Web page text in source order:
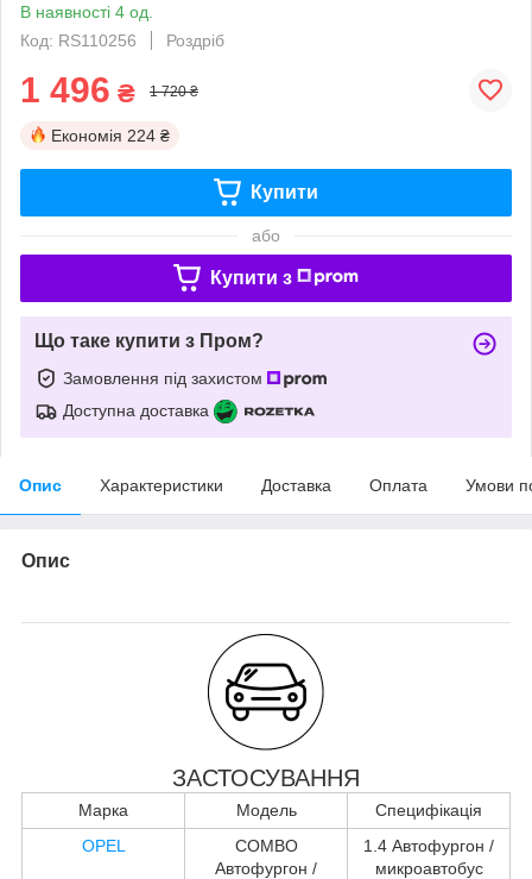
В наявності 4 од.
Код: RS110256
Роздріб
1 496 ₴ 1 720 ₴
Економія 224 ₴
Купити
або
Купити з
Що таке купити з Пром?
Замовлення під захистом
Доступна доставка
Опис Характеристики Доставка Оплата Умови
Опис
ЗАСТОСУВАННЯ
Марка Модель
Специфікація
OPEL
COMBO
Автофургон /
1.4 Автофургон /
микроавтобус